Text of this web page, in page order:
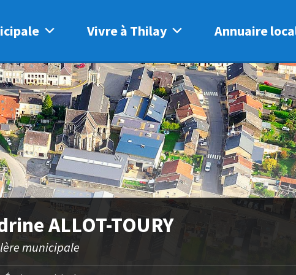
Vivre à Thilay Annuaire
ALLOT-TOURY
municipale